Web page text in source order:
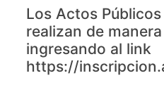
Los Actos Públicos
realizan de
ingresando al link
https://